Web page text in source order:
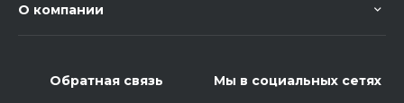
О компании
Обратная связь Мы в социальных сетях